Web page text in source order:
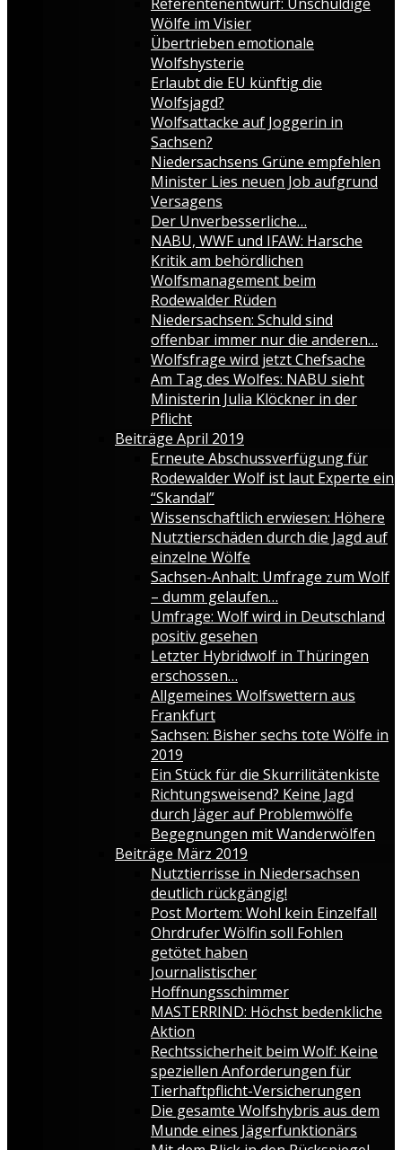
Wölfe im Visier
Übertrieben emotionale
Wolfshysterie
Erlaubt die EU künftig die
Wolfsjagd?
Wolfsattacke auf Joggerin in
Sachsen?
Niedersachsens Grüne empfehlen
Minister Lies neuen Job aufgrund
Versagens
Der Unverbesserliche…
NABU, WWF und IFAW: Harsche
Kritik am behördlichen
Wolfsmanagement beim
Rodewalder Rüden
Niedersachsen: Schuld sind
offenbar immer nur die anderen…
Wolfsfrage wird jetzt Chefsache
Am Tag des Wolfes: NABU sieht
Ministerin Julia Klöckner in der
Pflicht
Beiträge April 2019
Erneute Abschussverfügung für
Rodewalder Wolf ist laut Experte ein
“Skandal”
Wissenschaftlich erwiesen: Höhere
Nutztierschäden durch die Jagd auf
einzelne Wölfe
Sachsen-Anhalt: Umfrage zum Wolf
– dumm gelaufen…
Umfrage: Wolf wird in Deutschland
positiv gesehen
Letzter Hybridwolf in Thüringen
erschossen…
Allgemeines Wolfswettern aus
Frankfurt
Sachsen: Bisher sechs tote Wölfe in
2019
Ein Stück für die Skurrilitätenkiste
Richtungsweisend? Keine Jagd
durch Jäger auf Problemwölfe
Begegnungen mit Wanderwölfen
Beiträge März 2019
Nutztierrisse in Niedersachsen
deutlich rückgängig!
Post Mortem: Wohl kein Einzelfall
Ohrdrufer Wölfin soll Fohlen
getötet haben
Journalistischer
Hoffnungsschimmer
MASTERRIND: Höchst bedenkliche
Aktion
Rechtssicherheit beim Wolf: Keine
speziellen Anforderungen für
Tierhaftpflicht-Versicherungen
Die gesamte Wolfshybris aus dem
Munde eines Jägerfunktionärs